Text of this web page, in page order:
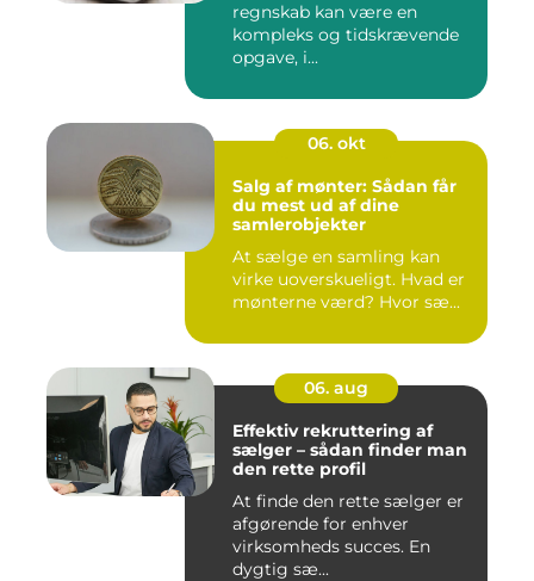
regnskab kan være en
kompleks og tidskrævende
opgave, i...
06. okt
Salg af mønter: Sådan får
du mest ud af dine
samlerobjekter
At sælge en samling kan
virke uoverskueligt. Hvad er
mønterne værd? Hvor sæ...
06. aug
Effektiv rekruttering af
sælger – sådan finder man
den rette profil
At finde den rette sælger er
afgørende for enhver
virksomheds succes. En
dygtig sæ...